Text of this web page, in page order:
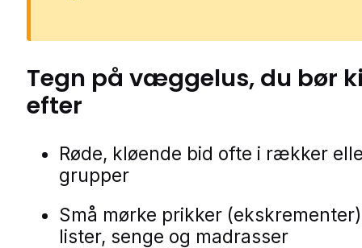
Tegn på væggelus, du bør
efter
Røde, kløende bid ofte i rækker
grupper
Små mørke prikker
lister, senge og madrasser